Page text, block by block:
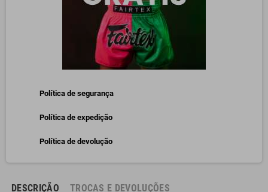
Política de segurança
Política de expedição
Política de devolução
DESCRIÇÃO TROCAS E DEVOLUÇÕES